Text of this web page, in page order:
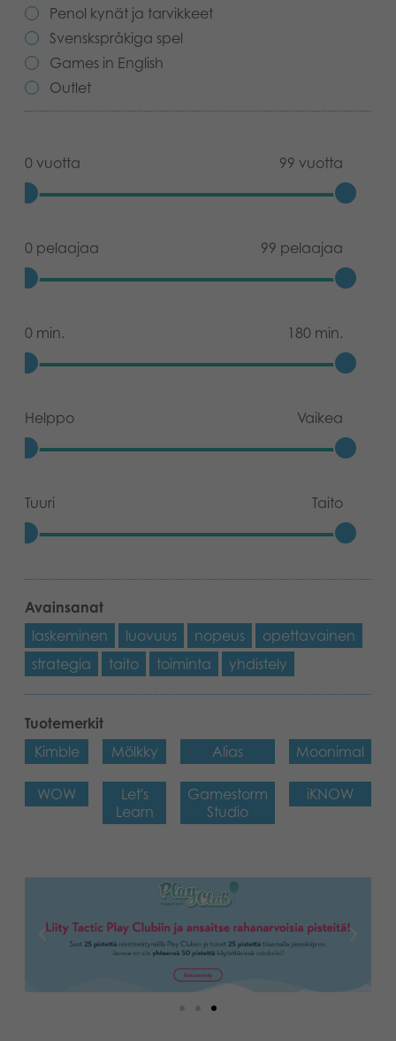
Sovellukset
Penol kynät ja tarvikkeet
Svenskspråkiga spel
Games in English
Outlet
0 vuotta 99 vuotta
0 pelaajaa 99 pelaajaa
0 min. 180 min.
Helppo Vaikea
Tuuri Taito
Avainsanat
laskeminen
luovuus nopeus
opettavainen
strategia
taito toiminta yhdistely
Tuotemerkit
Kimble
Mölkky Alias Moonimal
WOW
Let's
Learn
Gamestorm
Studio
iKNOW